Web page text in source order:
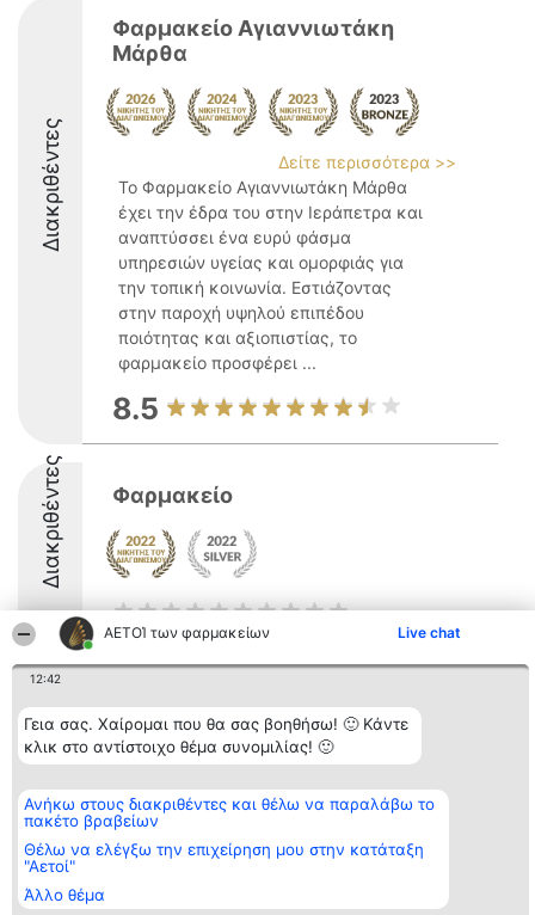
ΑΕΤΟΊ των φαρμακείων Live chat
12:42
Γεια σας. Χαίρομαι που θα σας βοηθήσω! 🙂 Κάντε
κλικ στο αντίστοιχο θέμα συνομιλίας! 🙂
Ανήκω στους διακριθέντες και θέλω να παραλάβω το
πακέτο βραβείων
Θέλω να ελέγξω την επιχείρηση μου στην κατάταξη
"Αετοί"
Άλλο θέμα
Διακριθέντες
Φαρμακείο Αγιαννιωτάκη
Μάρθα
Δείτε περισσότερα >>
Το Φαρμακείο Αγιαννιωτάκη Μάρθα
έχει την έδρα του στην Ιεράπετρα και
αναπτύσσει ένα ευρύ φάσμα
υπηρεσιών υγείας και ομορφιάς για
την τοπική κοινωνία. Εστιάζοντας
στην παροχή υψηλού επιπέδου
ποιότητας και αξιοπιστίας, το
φαρμακείο προσφέρει ...
8.5
Διακριθέντες Φαρμακείο
κατάταξης
BEAUTIFUL COMPANY
Μονοπρόσωπη ΙΚΕ
ΤΗΛ. ΕΠΙΚΟΙΝΩΝΙΑΣ:
email:
aetoi@beautifulcompany.co
Λίστα όλων
των
διακριθέντων
Όροι &
ΠΟΛΙΤΙΚΗ
ΑΠΟΡΡΗΤΟΥ
Επικοινωνία